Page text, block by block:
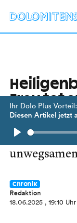
Ihr Dolo Plus Vorteil:
Diesen Artikel jetzt
Play
Frau tot
Die 81-
vermisst
Chronik
Redaktion
18.06.2025 , 19:10 Uhr